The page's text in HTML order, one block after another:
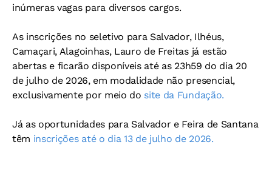
inúmeras vagas para diversos cargos.
As inscrições no seletivo para Salvador, Ilhéus,
Camaçari, Alagoinhas, Lauro de Freitas já estão
abertas e ficarão disponíveis até as 23h59 do dia 20
de julho de 2026, em modalidade não presencial,
exclusivamente por meio do site da Fundação.
Já as oportunidades para Salvador e Feira de Santana
têm inscrições até o dia 13 de julho de 2026.